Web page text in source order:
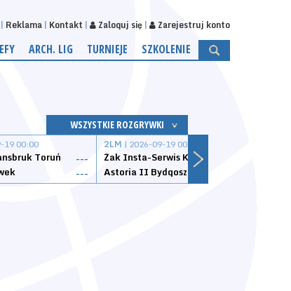
Reklama Kontakt Zaloguj się Zarejestruj konto
ARCH. LIG TURNIEJE SZKOLENIE
WSZYSTKIE ROZGRYWKI
19 00:00
Toruń
---
---
2LM | 2026-09-19 00:00
Żak Insta-Serwis Koszalin
Astoria II Bydgoszcz